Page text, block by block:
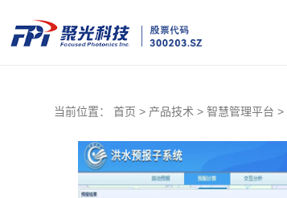
当前位置： 首页 > 产品技术 > 智慧管理平台 >